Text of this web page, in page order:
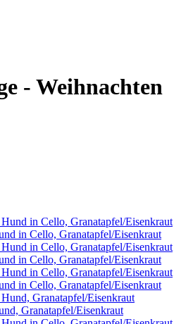
- Weihnachten
in Cello, Granatapfel/Eisenkraut
in Cello, Granatapfel/Eisenkraut
in Cello, Granatapfel/Eisenkraut
Granatapfel/Eisenkraut